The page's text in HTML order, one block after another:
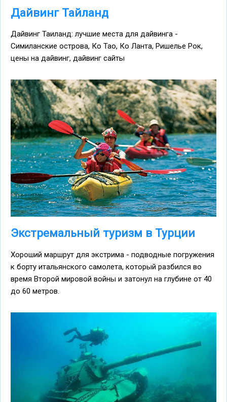
Дайвинг Тайланд
Дайвинг Таиланд: лучшие места для дайвинга -
Симиланские острова, Ко Тао, Ко Ланта, Ришелье Рок,
цены на дайвинг, дайвинг сайты
Экстремальный туризм в Турции
Хороший маршрут для экстрима - подводные погружения
к борту итальянского самолета, который разбился во
время Второй мировой войны и затонул на глубине от 40
до 60 метров.